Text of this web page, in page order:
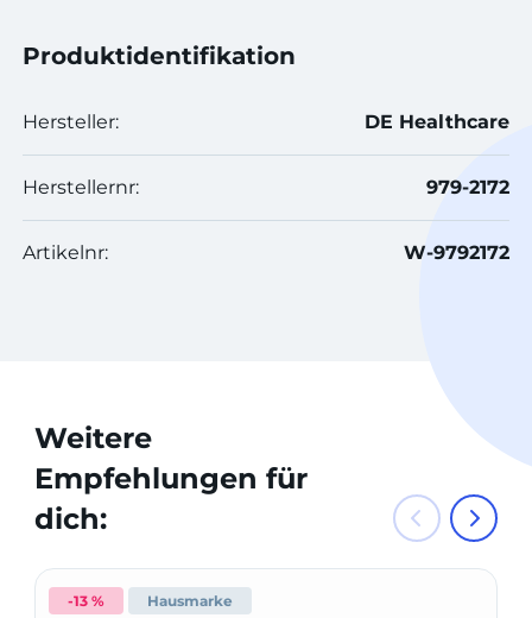
Produktidentifikation
Hersteller: DE Healthcare
Herstellernr: 979-2172
Artikelnr: W-9792172
Weitere
Empfehlungen für
dich:
-13 % Hausmarke